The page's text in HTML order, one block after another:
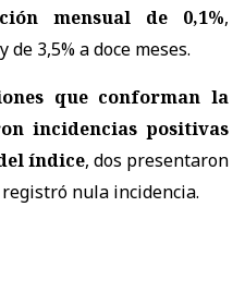
mensual de 0,1%,
3,5% a doce meses.
que conforman la
incidencias positivas
índice, dos presentaron
nula incidencia.